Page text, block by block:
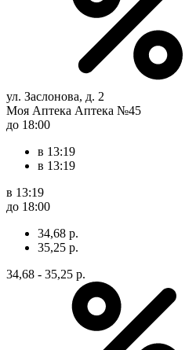
ул. Заслонова, д. 2
Моя Аптека Аптека №45
до 18:00
в 13:19
в 13:19
в 13:19
до 18:00
34,68 р.
35,25 р.
34,68 - 35,25 р.